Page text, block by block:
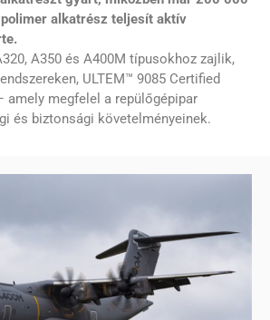
alkatrész teljesít aktív
A350 és A400M típusokhoz zajlik,
ULTEM™ 9085 Certified
amely megfelel a repülőgépipar
és biztonsági követelményeinek.